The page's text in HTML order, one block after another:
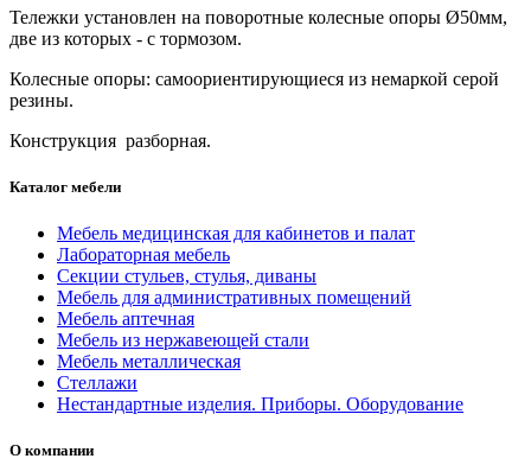
Тележки установлен на поворотные колесные опоры Ø50мм,
две из которых - с тормозом.
Колесные опоры: самоориентирующиеся из немаркой серой
резины.
Конструкция разборная.
Каталог мебели
Мебель медицинская для кабинетов и палат
Лабораторная мебель
Секции стульев, стулья, диваны
Мебель для административных помещений
Мебель аптечная
Мебель из нержавеющей стали
Мебель металлическая
Стеллажи
Нестандартные изделия. Приборы. Оборудование
О компании